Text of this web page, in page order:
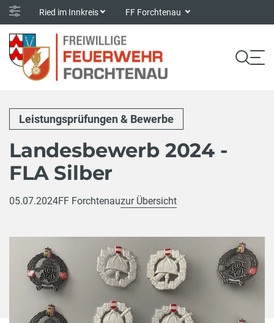
Ried im Innkreis FF Forchtenau
Leistungsprüfungen & Bewerbe
Landesbewerb 2024 -
FLA Silber
05.07.2024FF Forchtenauzur Übersicht